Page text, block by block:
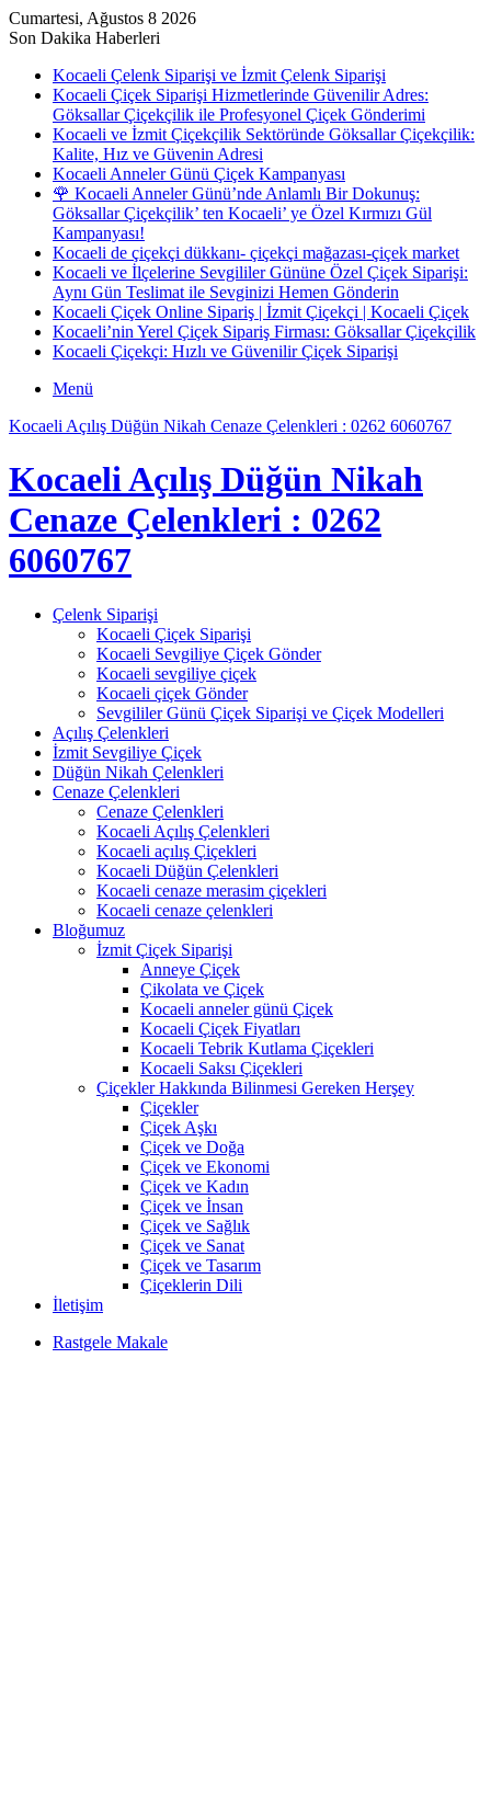
Cumartesi, Ağustos 8 2026
Son Dakika Haberleri
Kocaeli Çelenk Siparişi ve İzmit Çelenk Siparişi
Kocaeli Çiçek Siparişi Hizmetlerinde Güvenilir Adres:
Göksallar Çiçekçilik ile Profesyonel Çiçek Gönderimi
Kocaeli ve İzmit Çiçekçilik Sektöründe Göksallar Çiçekçilik:
Kalite, Hız ve Güvenin Adresi
Kocaeli Anneler Günü Çiçek Kampanyası
🌹 Kocaeli Anneler Günü’nde Anlamlı Bir Dokunuş:
Göksallar Çiçekçilik’ ten Kocaeli’ ye Özel Kırmızı Gül
Kampanyası!
Kocaeli de çiçekçi dükkanı- çiçekçi mağazası-çiçek market
Kocaeli ve İlçelerine Sevgililer Gününe Özel Çiçek Siparişi:
Aynı Gün Teslimat ile Sevginizi Hemen Gönderin
Kocaeli Çiçek Online Sipariş | İzmit Çiçekçi | Kocaeli Çiçek
Kocaeli’nin Yerel Çiçek Sipariş Firması: Göksallar Çiçekçilik
Kocaeli Çiçekçi: Hızlı ve Güvenilir Çiçek Siparişi
Menü
Kocaeli Açılış Düğün Nikah Cenaze Çelenkleri : 0262 6060767
Kocaeli Açılış Düğün Nikah
Cenaze Çelenkleri : 0262
6060767
Çelenk Siparişi
Kocaeli Çiçek Siparişi
Kocaeli Sevgiliye Çiçek Gönder
Kocaeli sevgiliye çiçek
Kocaeli çiçek Gönder
Sevgililer Günü Çiçek Siparişi ve Çiçek Modelleri
Açılış Çelenkleri
İzmit Sevgiliye Çiçek
Düğün Nikah Çelenkleri
Cenaze Çelenkleri
Cenaze Çelenkleri
Kocaeli Açılış Çelenkleri
Kocaeli açılış Çiçekleri
Kocaeli Düğün Çelenkleri
Kocaeli cenaze merasim çiçekleri
Kocaeli cenaze çelenkleri
Bloğumuz
İzmit Çiçek Siparişi
Anneye Çiçek
Çikolata ve Çiçek
Kocaeli anneler günü Çiçek
Kocaeli Çiçek Fiyatları
Kocaeli Tebrik Kutlama Çiçekleri
Kocaeli Saksı Çiçekleri
Çiçekler Hakkında Bilinmesi Gereken Herşey
Çiçekler
Çiçek Aşkı
Çiçek ve Doğa
Çiçek ve Ekonomi
Çiçek ve Kadın
Çiçek ve İnsan
Çiçek ve Sağlık
Çiçek ve Sanat
Çiçek ve Tasarım
Çiçeklerin Dili
İletişim
Rastgele Makale